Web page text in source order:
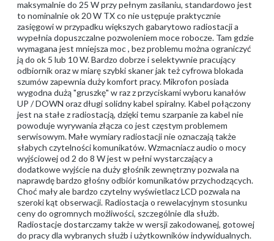
maksymalnie do 25 W przy pełnym zasilaniu, standardowo jest
to nominalnie ok 20 W TX co nie ustępuje praktycznie
zasięgowi w przypadku większych gabarytowo radiostacji a
wypełnia dopuszczalne pozwoleniem moce robocze. Tam gdzie
wymagana jest mniejsza moc , bez problemu można ograniczyć
ją do ok 5 lub 10 W. Bardzo dobrze i selektywnie pracujący
odbiornik oraz w miarę szybki skaner jak też cyfrowa blokada
szumów zapewnia duży komfort pracy. Mikrofon posiada
wygodna dużą "gruszkę" w raz z przyciskami wyboru kanałów
UP / DOWN oraz długi solidny kabel spiralny. Kabel połączony
jest na stałe z radiostacją, dzięki temu szarpanie za kabel nie
powoduje wyrywania złącza co jest częstym problemem
serwisowym. Małe wymiary radiostacji nie oznaczają także
słabych czytelności komunikatów. Wzmacniacz audio o mocy
wyjściowej od 2 do 8 W jest w pełni wystarczający a
dodatkowe wyjście na duży głośnik zewnętrzny pozwala na
naprawdę bardzo głośny odbiór komunikatów przychodzących.
Choć mały ale bardzo czytelny wyświetlacz LCD pozwala na
szeroki kąt obserwacji. Radiostacja o rewelacyjnym stosunku
ceny do ogromnych możliwości, szczególnie dla służb.
Radiostacje dostarczamy także w wersji zakodowanej, gotowej
do pracy dla wybranych służb i użytkowników indywidualnych.